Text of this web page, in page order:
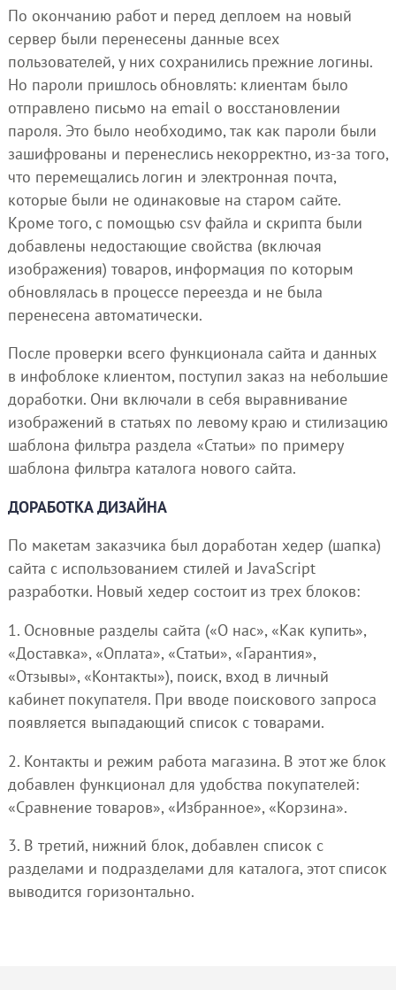
По окончанию работ и перед деплоем на новый
сервер были перенесены данные всех
пользователей, у них сохранились прежние логины.
Но пароли пришлось обновлять: клиентам было
отправлено письмо на email о восстановлении
пароля. Это было необходимо, так как пароли были
зашифрованы и перенеслись некорректно, из-за того,
что перемещались логин и электронная почта,
которые были не одинаковые на старом сайте.
Кроме того, с помощью csv файла и скрипта были
добавлены недостающие свойства (включая
изображения) товаров, информация по которым
обновлялась в процессе переезда и не была
перенесена автоматически.
После проверки всего функционала сайта и данных
в инфоблоке клиентом, поступил заказ на небольшие
доработки. Они включали в себя выравнивание
изображений в статьях по левому краю и стилизацию
шаблона фильтра раздела «Статьи» по примеру
шаблона фильтра каталога нового сайта.
ДОРАБОТКА ДИЗАЙНА
По макетам заказчика был доработан хедер (шапка)
сайта с использованием стилей и JavaScript
разработки. Новый хедер состоит из трех блоков:
1. Основные разделы сайта («О нас», «Как купить»,
«Доставка», «Оплата», «Статьи», «Гарантия»,
«Отзывы», «Контакты»), поиск, вход в личный
кабинет покупателя. При вводе поискового запроса
появляется выпадающий список с товарами.
2. Контакты и режим работа магазина. В этот же блок
добавлен функционал для удобства покупателей:
«Сравнение товаров», «Избранное», «Корзина».
3. В третий, нижний блок, добавлен список с
разделами и подразделами для каталога, этот список
выводится горизонтально.